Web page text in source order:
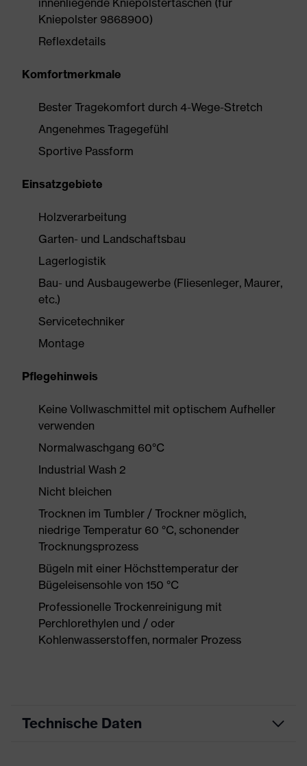
innenliegende Kniepolstertaschen (für
Kniepolster 9868900)
Reflexdetails
Komfortmerkmale
Bester Tragekomfort durch 4-Wege-Stretch
Angenehmes Tragegefühl
Sportive Passform
Einsatzgebiete
Holzverarbeitung
Garten- und Landschaftsbau
Lagerlogistik
Bau- und Ausbaugewerbe (Fliesenleger, Maurer,
etc.)
Servicetechniker
Montage
Pflegehinweis
Keine Vollwaschmittel mit optischem Aufheller
verwenden
Normalwaschgang 60°C
Industrial Wash 2
Nicht bleichen
Trocknen im Tumbler / Trockner möglich,
niedrige Temperatur 60 °C, schonender
Trocknungsprozess
Bügeln mit einer Höchsttemperatur der
Bügeleisensohle von 150 °C
Professionelle Trockenreinigung mit
Perchlorethylen und / oder
Kohlenwasserstoffen, normaler Prozess
Technische Daten